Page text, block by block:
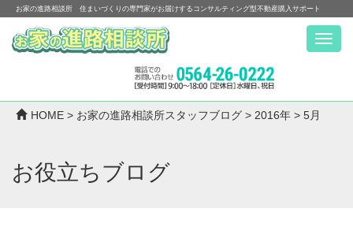
お家の進路相談所 住まいづくりの専門家がお届けするコンサルティング型不動産購入サポート
Menu
HOME > お家の進路相談所スタッフブログ > 2016年 > 5月
お役立ちブログ